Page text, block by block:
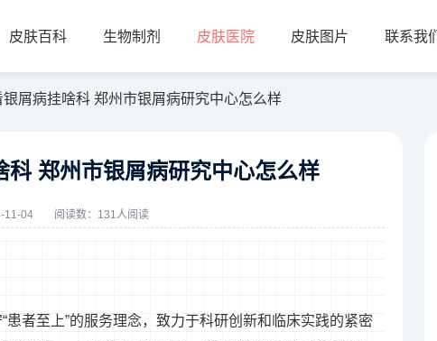
皮肤百科 生物制剂 皮肤医院 皮肤图片 联系我们
屑病挂啥科 郑州市银屑病研究中心怎么样
郑州市银屑病研究中心怎么样
11-04 阅读数：131人阅读
者至上”的服务理念，致力于科研创新和临床实践的紧密